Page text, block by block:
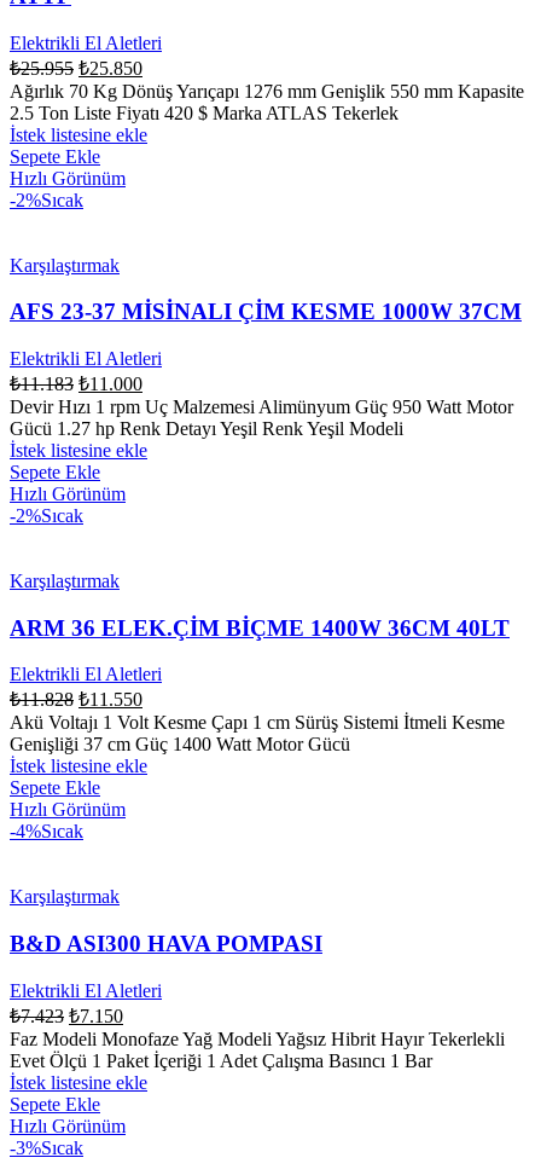
Elektrikli El Aletleri
₺25.955 ₺25.850
Ağırlık 70 Kg Dönüş Yarıçapı 1276 mm Genişlik 550 mm Kapasite
2.5 Ton Liste Fiyatı 420 $ Marka ATLAS Tekerlek
İstek listesine ekle
Sepete Ekle
Hızlı Görünüm
-2%Sıcak
Karşılaştırmak
AFS 23-37 MİSİNALI ÇİM KESME 1000W 37CM
Elektrikli El Aletleri
₺11.183 ₺11.000
Devir Hızı 1 rpm Uç Malzemesi Alimünyum Güç 950 Watt Motor
Gücü 1.27 hp Renk Detayı Yeşil Renk Yeşil Modeli
İstek listesine ekle
Sepete Ekle
Hızlı Görünüm
-2%Sıcak
Karşılaştırmak
ARM 36 ELEK.ÇİM BİÇME 1400W 36CM 40LT
Elektrikli El Aletleri
₺11.828 ₺11.550
Akü Voltajı 1 Volt Kesme Çapı 1 cm Sürüş Sistemi İtmeli Kesme
Genişliği 37 cm Güç 1400 Watt Motor Gücü
İstek listesine ekle
Sepete Ekle
Hızlı Görünüm
-4%Sıcak
Karşılaştırmak
B&D ASI300 HAVA POMPASI
Elektrikli El Aletleri
₺7.423 ₺7.150
Faz Modeli Monofaze Yağ Modeli Yağsız Hibrit Hayır Tekerlekli
Evet Ölçü 1 Paket İçeriği 1 Adet Çalışma Basıncı 1 Bar
İstek listesine ekle
Sepete Ekle
Hızlı Görünüm
-3%Sıcak